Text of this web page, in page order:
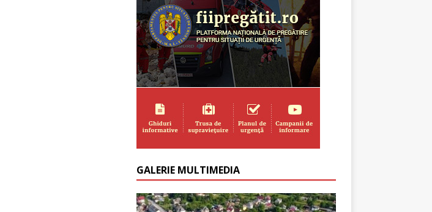
GALERIE MULTIMEDIA